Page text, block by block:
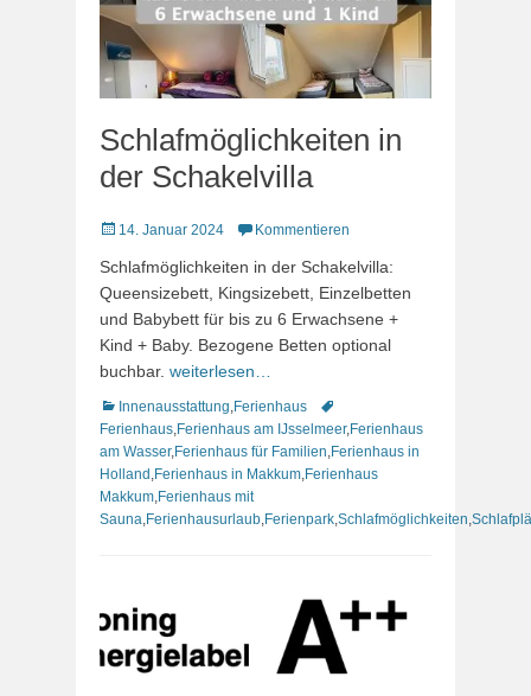
Schlafmöglichkeiten in
der Schakelvilla
Veröffentlicht
14. Januar 2024 Kommentieren
Schlafmöglichkeiten in der Schakelvilla:
Queensizebett, Kingsizebett, Einzelbetten
und Babybett für bis zu 6 Erwachsene +
Kind + Baby. Bezogene Betten optional
buchbar. weiterlesen…
Kategorien
Innenausstattung Ferienhaus
Schlagworte
Ferienhaus Ferienhaus am IJsselmeer, Ferienhaus
am Wasser, Ferienhaus für Familien Ferienhaus in
Holland Ferienhaus in Makkum Ferienhaus
Makkum Ferienhaus mit
Sauna Ferienhausurlaub Ferienpark Schlafmöglichkeiten